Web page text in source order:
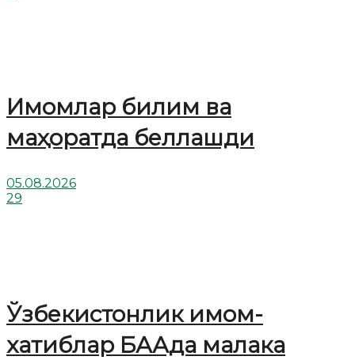
Имомлар билим ва
маҳоратда беллашди
05.08.2026
29
Ўзбекистонлик имом-
хатиблар БААда малака